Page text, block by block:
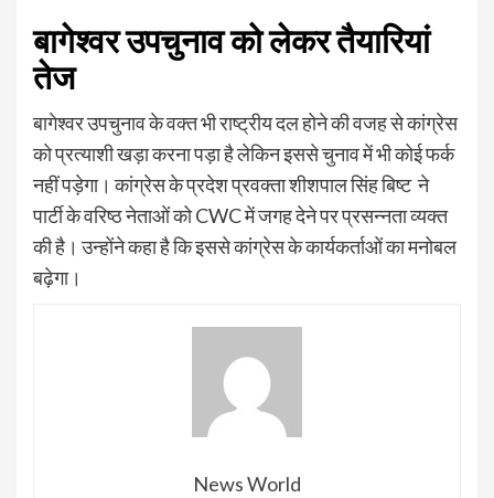
बागेश्वर उपचुनाव को लेकर तैयारियां
तेज
बागेश्वर उपचुनाव के वक्त भी राष्ट्रीय दल होने की वजह से कांग्रेस
को प्रत्याशी खड़ा करना पड़ा है लेकिन इससे चुनाव में भी कोई फर्क
नहीं पड़ेगा। कांग्रेस के प्रदेश प्रवक्ता शीशपाल सिंह बिष्ट ने
पार्टी के वरिष्ठ नेताओं को CWC में जगह देने पर प्रसन्नता व्यक्त
की है। उन्होंने कहा है कि इससे कांग्रेस के कार्यकर्ताओं का मनोबल
बढ़ेगा।
News World